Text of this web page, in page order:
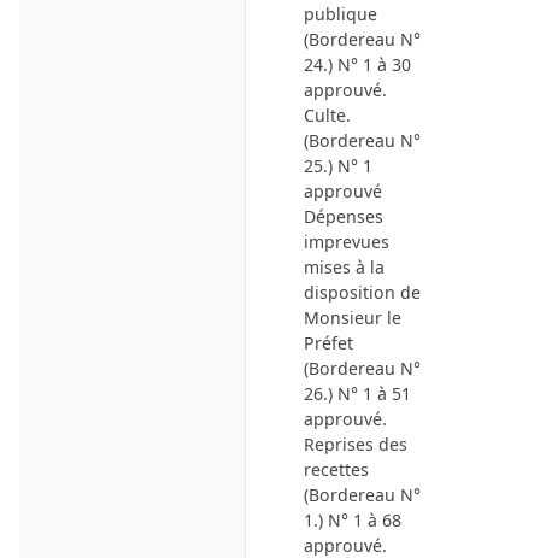
publique
(Bordereau N°
24.) N° 1 à 30
approuvé.
Culte.
(Bordereau N°
25.) N° 1
approuvé
Dépenses
imprevues
mises à la
disposition de
Monsieur le
Préfet
(Bordereau N°
26.) N° 1 à 51
approuvé.
Reprises des
recettes
(Bordereau N°
1.) N° 1 à 68
approuvé.